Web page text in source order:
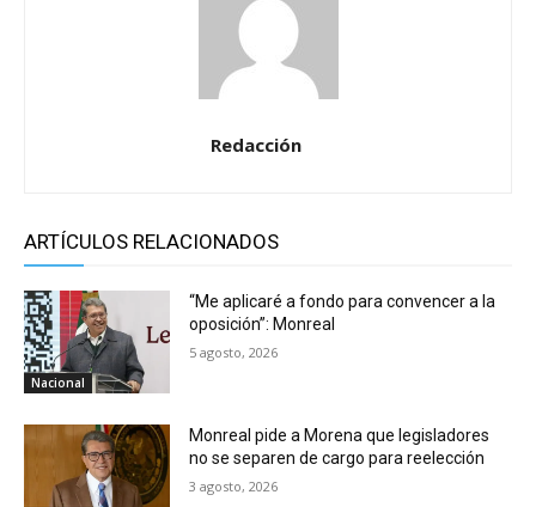
Redacción
ARTÍCULOS RELACIONADOS
Nacional
“Me aplicaré a fondo para convencer a la
oposición”: Monreal
5 agosto, 2026
Monreal pide a Morena que legisladores
no se separen de cargo para reelección
3 agosto, 2026